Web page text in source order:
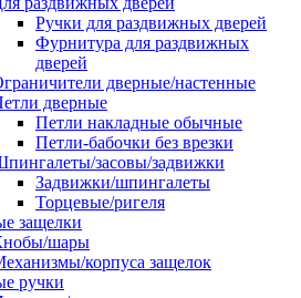
Ручки для раздвижных дверей
Фурнитура для раздвижных
дверей
дверные/настенные
дверные
Петли накладные обычные
Петли-бабочки без врезки
засовы/задвижки
Задвижки/шпингалеты
Торцевые/ригеля
защелки
шары
корпуса защелок
ручки